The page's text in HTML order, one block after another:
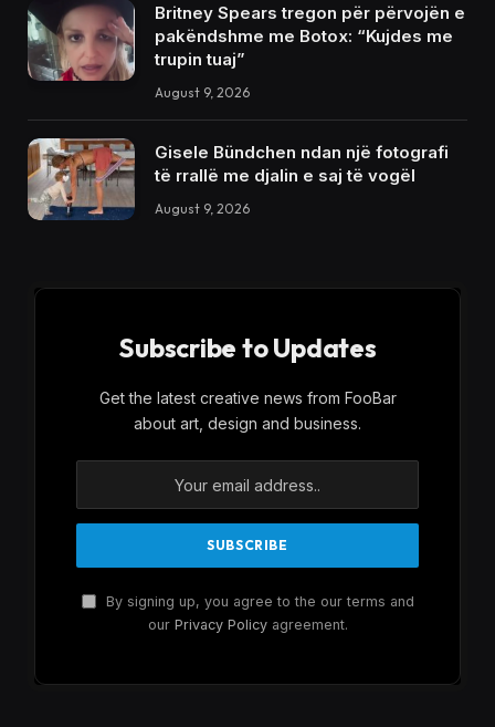
Britney Spears tregon për përvojën e
pakëndshme me Botox: “Kujdes me
trupin tuaj”
August 9, 2026
Gisele Bündchen ndan një fotografi
të rrallë me djalin e saj të vogël
August 9, 2026
Subscribe to Updates
Get the latest creative news from FooBar
about art, design and business.
By signing up, you agree to the our terms and
our Privacy Policyagreement.